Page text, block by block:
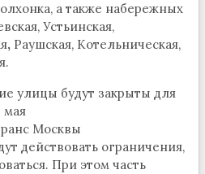
а также набережных
Устьинская,
, Раушская, Котельническая,
Москвы
действовать ограничения,
При этом часть